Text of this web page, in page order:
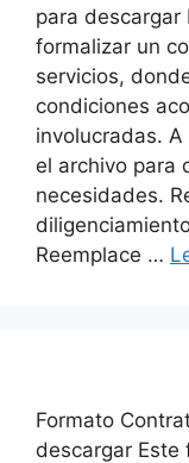
para descargar
formalizar un
servicios,
condiciones
involucradas.
el archivo para
necesidades.
Reemplace …
Formato
descargar Este